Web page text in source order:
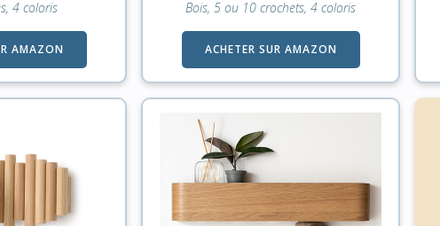
4 coloris
AMAZON
Bois, 5 ou 10 crochets, 4 coloris
ACHETER SUR AMAZON